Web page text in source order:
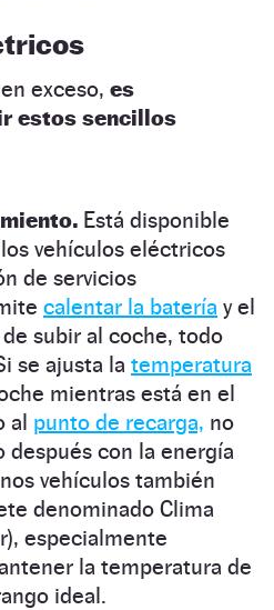
exceso, es
estos sencillos
Está disponible
vehículos eléctricos
de servicios
calentar la batería y el
subir al coche, todo
se ajusta la temperatura
mientras está en el
al punto de recarga, no
después con la energía
vehículos también
denominado Clima
especialmente
la temperatura de
ideal.